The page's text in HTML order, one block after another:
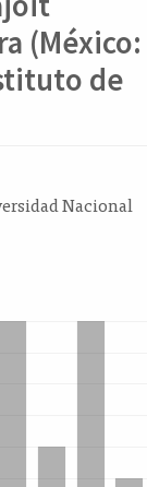
(México:
de
Nacional